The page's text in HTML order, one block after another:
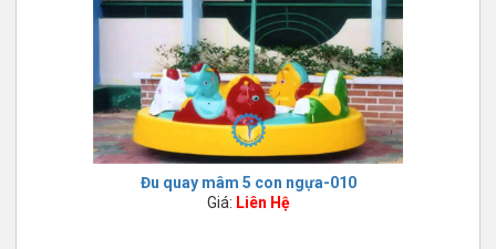
Đu quay mâm 5 con ngựa-010
Giá: Liên Hệ